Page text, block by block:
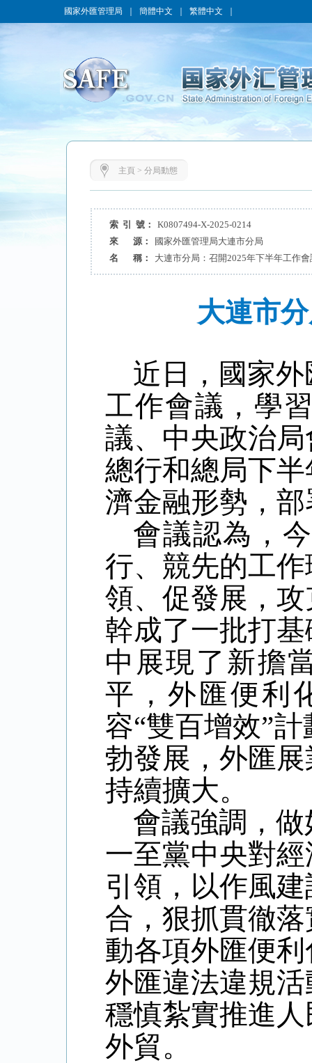
國家外匯管理局 簡體中文 繁體中文
主頁 > 分局動態
索 引 號：
K0807494-X-2025-0214
來 源：
國家外匯管理局大連市分局
名 稱：
大連市分局：召開2025年下半年工作會
大連市
近日，國家
工作會議，學
議、中央政治
總行和總局下
濟金融形勢，
會議認為，
行、競先的工
領、促發展，
幹成了一批打
中展現了新擔
平，外匯便利
容“雙百增效”
勃發展，外匯
持續擴大。
會議強調，
一至黨中央對
引領，以作風
合，狠抓貫徹
動各項外匯便
外匯違法違規
穩慎紮實推進
外貿。